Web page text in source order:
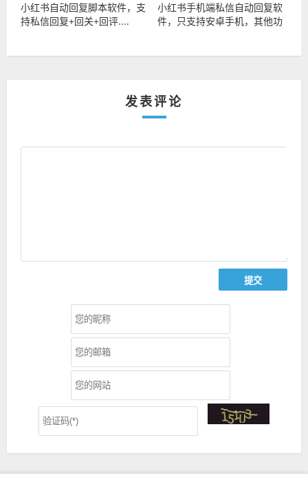
小红书自动回复脚本软件，支
持私信回复+回关+回评....
小红书手机端私信自动回复软
件，只支持安卓手机，其他功
发表评论